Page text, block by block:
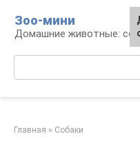
контенту
Зоо-мини
Домашние животные:
Главная » Собаки